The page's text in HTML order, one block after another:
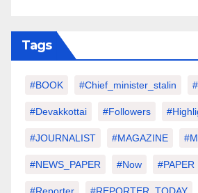
Tags
#BOOK #chief_minister_stalin
#devakkottai #followers
#JOURNALIST #MAGAZINE
#NEWS_PAPER #Now #PAPER